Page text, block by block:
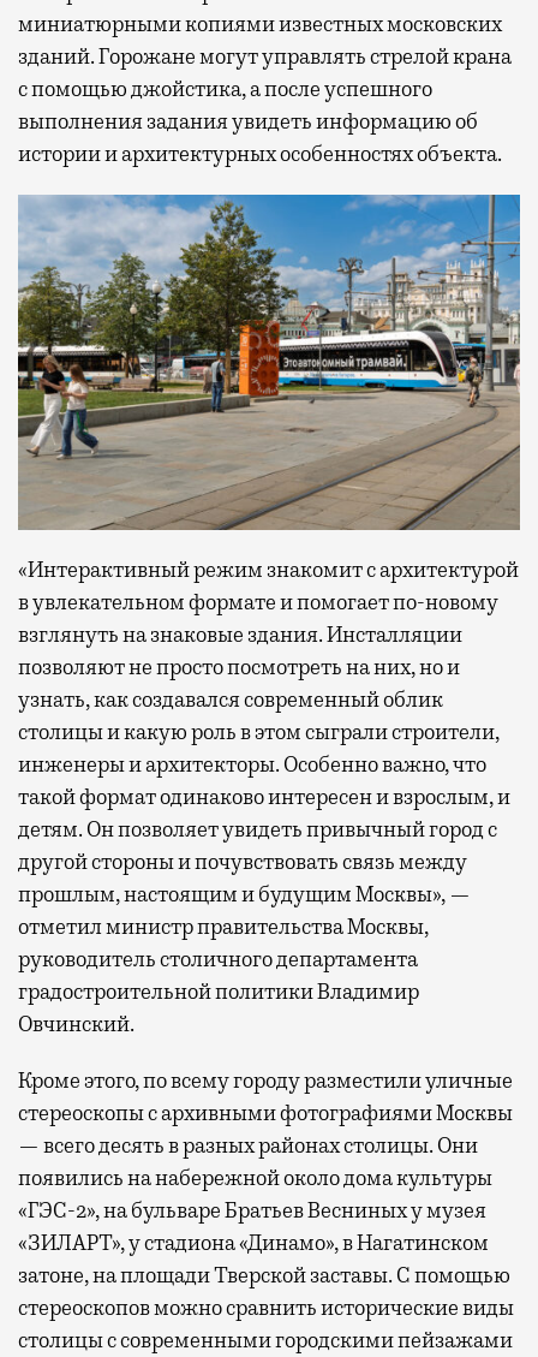
миниатюрными копиями известных московских
зданий. Горожане могут управлять стрелой крана
с помощью джойстика, а после успешного
выполнения задания увидеть информацию об
истории и архитектурных особенностях объекта.
«Интерактивный режим знакомит с архитектурой
в увлекательном формате и помогает по-новому
взглянуть на знаковые здания. Инсталляции
позволяют не просто посмотреть на них, но и
узнать, как создавался современный облик
столицы и какую роль в этом сыграли строители,
инженеры и архитекторы. Особенно важно, что
такой формат одинаково интересен и взрослым, и
детям. Он позволяет увидеть привычный город с
другой стороны и почувствовать связь между
прошлым, настоящим и будущим Москвы», —
отметил министр правительства Москвы,
руководитель столичного департамента
градостроительной политики Владимир
Овчинский.
Кроме этого, по всему городу разместили уличные
стереоскопы с архивными фотографиями Москвы
— всего десять в разных районах столицы. Они
появились на набережной около дома культуры
«ГЭС-2», на бульваре Братьев Весниных у музея
«ЗИЛАРТ», у стадиона «Динамо», в Нагатинском
затоне, на площади Тверской заставы. С помощью
стереоскопов можно сравнить исторические виды
столицы с современными городскими пейзажами